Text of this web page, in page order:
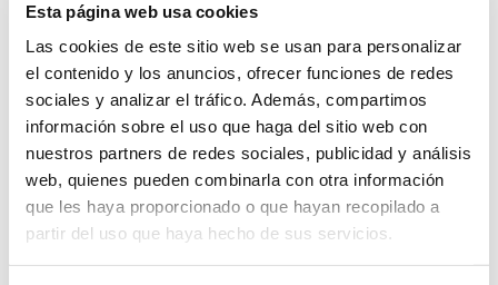
Esta página web usa cookies
Las cookies de este sitio web se usan para personalizar
el contenido y los anuncios, ofrecer funciones de redes
sociales y analizar el tráfico. Además, compartimos
información sobre el uso que haga del sitio web con
nuestros partners de redes sociales, publicidad y análisis
web, quienes pueden combinarla con otra información
que les haya proporcionado o que hayan recopilado a
partir del uso que haya hecho de sus servicios.
infrarroja MANCHEGA
Rafael y Tatinaen Nace la primera lente infrarroja
MANCHEGA
PapáenNace la primera lente infrarroja
MANCHEGA
ARCHIVOS